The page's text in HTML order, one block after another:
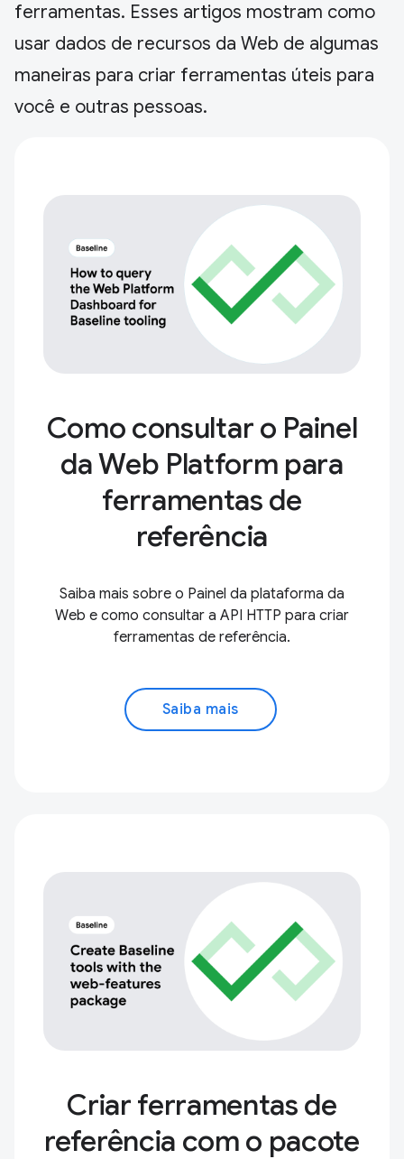
ferramentas. Esses artigos mostram como
usar dados de recursos da Web de algumas
maneiras para criar ferramentas úteis para
você e outras pessoas.
Como consultar o Painel
da Web Platform para
ferramentas de
referência
Saiba mais sobre o Painel da plataforma da
Web e como consultar a API HTTP para criar
ferramentas de referência.
Saiba mais
Criar ferramentas de
referência com o pacote